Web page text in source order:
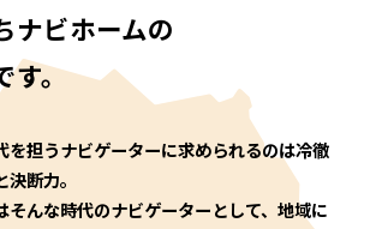
ナビホームの
す。
を担うナビゲーターに求められるのは冷徹
断力。
そんな時代のナビゲーターとして、地域に